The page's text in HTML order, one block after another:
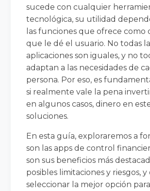
sucede con cualquier
tecnológica, su utilidad
las funciones que ofrece como
que le dé el usuario. No todas
aplicaciones son iguales, y no
adaptan a las necesidades de
persona. Por eso, es
si realmente vale la pena
en algunos casos, dinero en
soluciones.
En esta guía, exploraremos a
son las apps de control
son sus beneficios más
posibles limitaciones y riesgos, y
seleccionar la mejor opción